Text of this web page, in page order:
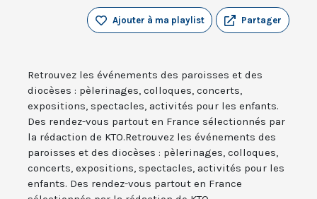
Partager
Ajouter à ma playlist
Retrouvez les événements des paroisses et des
diocèses : pèlerinages, colloques, concerts,
expositions, spectacles, activités pour les enfants.
Des rendez-vous partout en France sélectionnés par
la rédaction de KTO.Retrouvez les événements des
paroisses et des diocèses : pèlerinages, colloques,
concerts, expositions, spectacles, activités pour les
enfants. Des rendez-vous partout en France